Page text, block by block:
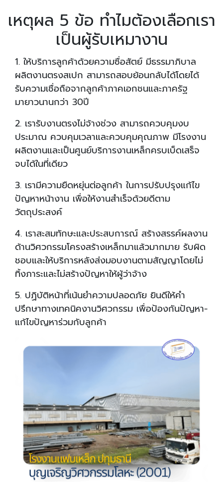
เหตุผล 5 ข้อ ทำไมต้องเลือกเรา
เป็นผู้รับเหมางาน
1. ให้บริการลูกค้าด้วยความซื่อสัตย์ มีธรรมาภิบาล
ผลิตงานตรงสเปก สามารถสอบย้อนกลับได้โดยได้
รับความเชื่อถือจากลูกค้าภาคเอกชนและภาครัฐ
มายาวนานกว่า 30ปี
2. เรารับงานตรงไม่จ้างช่วง สามารถควบคุมงบ
ประมาณ ควบคุมเวลาและควบคุมคุณภาพ มีโรงงาน
ผลิตงานและเป็นศูนย์บริการงานเหล็กครบเบ็ดเสร็จ
จบได้ในที่เดียว
3. เรามีความยืดหยุ่นต่อลูกค้า ในการปรับปรุงแก้ไข
ปัญหาหน้างาน เพื่อให้งานสำเร็จด้วยดีตาม
วัตถุประสงค์
4. เราสะสมทักษะและประสบการณ์ สร้างสรรค์ผลงาน
ด้านวิศวกรรมโครงสร้างเหล็กมาแล้วมากมาย รับผิด
ชอบและให้บริการหลังส่งมอบงานตามสัญญาโดยไม่
ทิ้งภาระและไม่สร้างปัญหาให้ผู้ว่าจ้าง
5. ปฏิบัติหน้าที่เน้นยำความปลอดภัย ยินดีให้คำ
ปรึกษาทางเทคนิคงานวิศวกรรม เพื่อป้องกันปัญหา-
แก้ไขปัญหาร่วมกับลูกค้า